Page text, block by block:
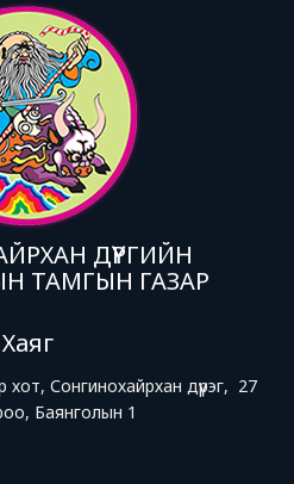
ДҮҮРГИЙН
ТАМГЫН ГАЗАР
Хаяг
Сонгинохайрхан дүүрэг, 27
Баянголын 1